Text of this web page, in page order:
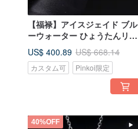
【福禄】アイスジェイド ブル
ーウォーター ひょうたんリン
グ 925 スターリングシルバー
| 天然 A 貨翡翠 | ギフトに
US$ 400.89 US$ 668.14
カスタム可 Pinkoi限定
40%OFF